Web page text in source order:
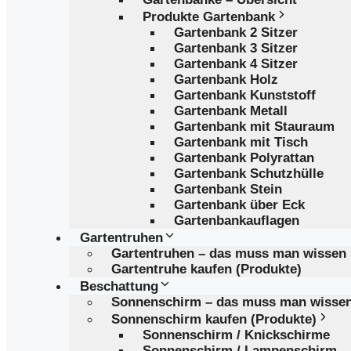
Produkte Gartenbank
Gartenbank 2 Sitzer
Gartenbank 3 Sitzer
Gartenbank 4 Sitzer
Gartenbank Holz
Gartenbank Kunststoff
Gartenbank Metall
Gartenbank mit Stauraum
Gartenbank mit Tisch
Gartenbank Polyrattan
Gartenbank Schutzhülle
Gartenbank Stein
Gartenbank über Eck
Gartenbankauflagen
Gartentruhen
Gartentruhen – das muss man wissen
Gartentruhe kaufen (Produkte)
Beschattung
Sonnenschirm – das muss man
Sonnenschirm kaufen (Produkte)
Sonnenschirm / Knickschirme